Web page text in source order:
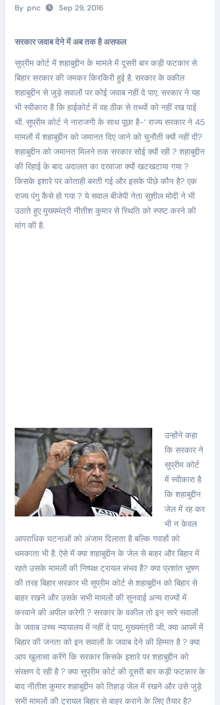
By pnc Sep 29, 2016
सरकार जवाब देने में अब तक है असफल
सुप्रीम कोर्ट में शहाबुद्दीन के मामले में दूसरी बार कड़ी फटकार से
बिहार सरकार की जमकर किरकिरी हुई है. सरकार के वकील
शहाबुद्दीन से जुड़े सवालों पर कोई जवाब नहीं दे पाए. सरकार ने यह
भी स्वीकारा है कि हाईकोर्ट में वह ठीक से तथ्यों को नहीं रख पाई
थी. सुप्रीम कोर्ट ने नाराजगी के साथ पूछा है-‘ राज्य सरकार ने 45
मामलों में शहाबुद्दीन को जमानत दिए जाने को चुनौती क्यों नहीं दी?
शहाबुद्दीन को जमानत मिलने तक सरकार सोई क्यों रही ? शहाबुद्दीन
की रिहाई के बाद अदालत का दरवाजा क्यों खटखटाया गया ?
किसके इशारे पर कोताही बरती गई और इसके पीछे कौन है? एक
राज्य पंगु कैसे हो गया ? ये सवाल बीजेपी नेता सुशील मोदी ने भी
उठाते हुए मुख्यमंत्री नीतीश कुमार से स्थिति को स्पष्ट करने की
मांग की है.
उन्होंने कहा
कि सरकार ने
सुप्रीम कोर्ट
में स्वीकारा है
कि शहाबुद्दीन
जेल में रह कर
भी न केवल
आपराधिक घटनाओं को अंजाम दिलाता है बल्कि गवाहों को
धमकाता भी है. ऐसे में क्या शहाबुद्दीन के जेल से बाहर और बिहार में
रहते उसके मामलों की निष्पक्ष ट्रायल संभव है? क्या प्रशांत भूषण
की तरह बिहार सरकार भी सुप्रीम कोर्ट से शहाबुद्दीन को बिहार से
बाहर रखने और उसके सभी मामलों की सुनवाई अन्य राज्यों में
करवाने की अपील करेगी ? सरकार के वकील तो इन सारे सवालों
के जवाब उच्च न्यायालय में नहीं दे पाए, मुख्यमंत्री जी, क्या आपमें में
बिहार की जनता को इन सवालों के जवाब देने की हिम्मत है ? क्या
आप खुलासा करेंगे कि सरकार किसके इशारे पर शहाबुद्दीन को
संरक्षण दे रही है ? क्या सुप्रीम कोर्ट की दूसरी बार कड़ी फटकार के
बाद नीतीश कुमार शहाबुद्दीन को तिहाड़ जेल में रखने और उसे जुड़े
सभी मामलों की ट्रायल बिहार से बाहर कराने के लिए तैयार है?